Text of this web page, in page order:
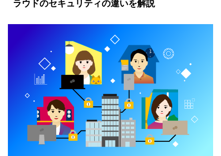
ラウドのセキュリティの違いを解説